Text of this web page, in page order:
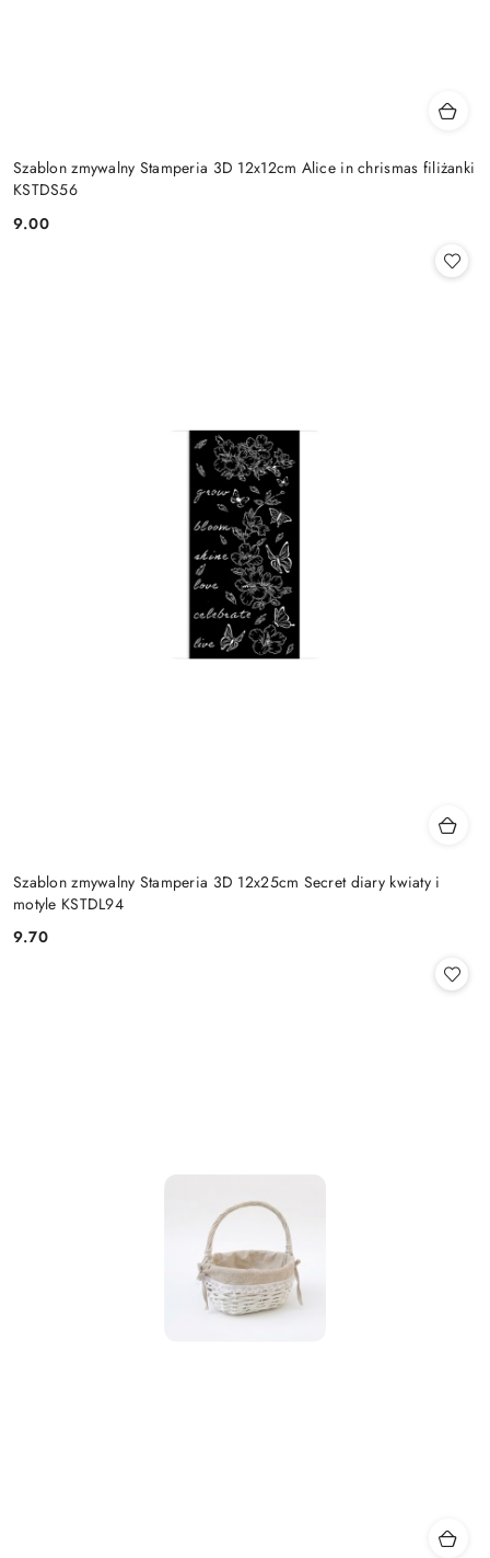
Szablon zmywalny Stamperia 3D 12x12cm Alice in chrismas filiżanki
KSTDS56
Cena:
9.00
Szablon zmywalny Stamperia 3D 12x25cm Secret diary kwiaty i
motyle KSTDL94
Cena:
9.70